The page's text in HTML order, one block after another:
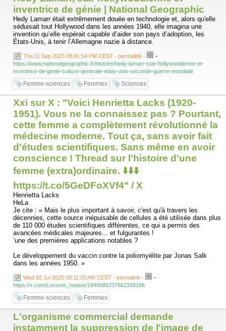
inventrice de génie | National Geographic
Hedy Lamarr était extrêmement douée en technologie et, alors qu'elle
séduisait tout Hollywood dans les années 1940, elle imagina une
invention qu’elle espérait capable d’aider son pays d’adoption, les
États-Unis, à tenir l’Allemagne nazie à distance.
Thu 11 Sep 2025 08:41:54 PM CEST - permalink - -
https://www.nationalgeographic.fr/histoire/hedy-lamarr-star-hollywoodienne-et-
inventrice-de-genie-culture-generale-etats-unis-seconde-guerre-mondiale
Femme-sciences Femmes Sciences
Xxi sur X : "Voici Henrietta Lacks (1920-
1951). Vous ne la connaissez pas ? Pourtant,
cette femme a complètement révolutionné la
médecine moderne. Tout ça, sans avoir fait
d'études scientifiques. Sans même en avoir
conscience ! Thread sur l'histoire d'une
femme (extra)ordinaire. ⬇️⬇️⬇️
https://t.co/5GeDFoXVf4" / X
Henrietta Lacks
HeLa
Je cite : « Mais le plus important à savoir, c'est qu'à travers les
décennies, cette source inépuisable de cellules a été utilisée dans plus
de 110 000 études scientifiques différentes, ce qui a permis des
avancées médicales majeures... et fulgurantes !
’une des premières applications notables ?
Le développement du vaccin contre la poliomyélite par Jonas Salk
dans les années 1950. »
Wed 02 Jul 2025 08:11:03 AM CEST - permalink - -
https://x.com/Locuste_/status/1940085237662339196
Femme-sciences Femmes
L'organisme commercial demande
instamment la suppression de l'image de